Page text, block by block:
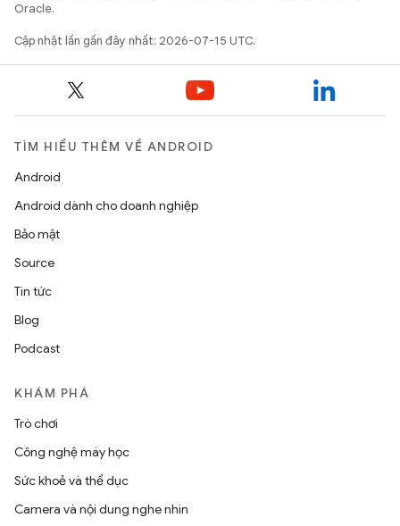
Oracle.
Cập nhật lần gần đây nhất: 2026-07-15 UTC.
TÌM HIỂU THÊM VỀ ANDROID
Android
Android dành cho doanh nghiệp
Bảo mật
Source
Tin tức
Blog
Podcast
KHÁM PHÁ
Trò chơi
Công nghệ máy học
Sức khoẻ và thể dục
Camera và nội dung nghe nhìn